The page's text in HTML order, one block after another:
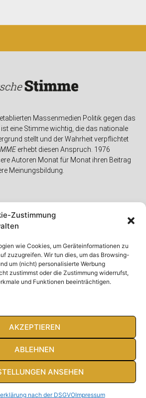
Zustimmung
wie Cookies, um Geräteinformationen zu
zuzugreifen. Wir tun dies, um das Browsing-
um (nicht) personalisierte Werbung
zustimmst oder die Zustimmung widerrufst,
und Funktionen beeinträchtigen.
AKZEPTIEREN
ABLEHNEN
ANSEHEN
nach der DSGVOImpressum
etablierten Massenmedien Politik gegen das
ist eine Stimme wichtig, die das nationale
stellt und der Wahrheit verpflichtet
erhebt diesen Anspruch. 1976
Autoren Monat für Monat ihren Beitrag
Meinungsbildung.
Rubriken
Deutschland
Ausland
Feuilleton
Rechtliches
Rechtliche Hinweise
Impressum
Datenschutzerklärung